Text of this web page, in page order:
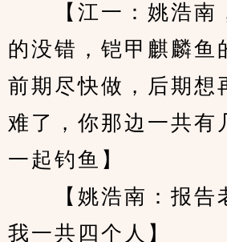
【江一：姚浩南
的没错，铠甲麒麟鱼
前期尽快做，后期想
难了，你那边一共有
一起钓鱼】
【姚浩南：报告
我一共四个人】